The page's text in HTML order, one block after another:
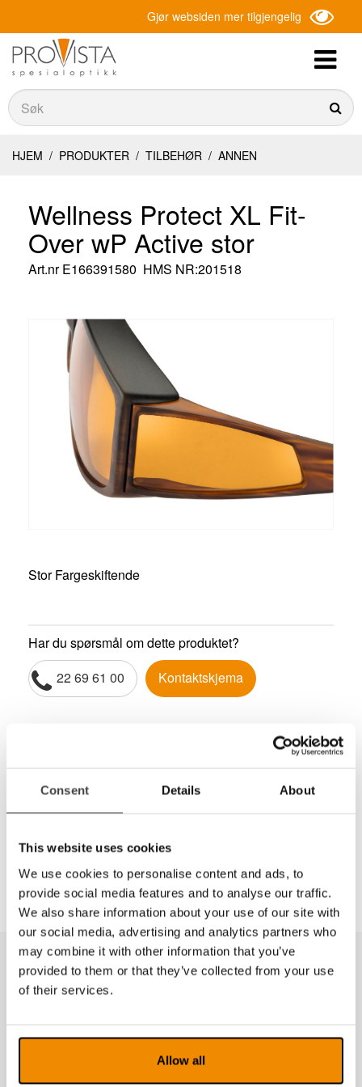
Consent Details About
This website uses cookies
We use cookies to personalise content and ads, to
provide social media features and to analyse our traffic.
We also share information about your use of our site with
our social media, advertising and analytics partners who
may combine it with other information that you’ve
provided to them or that they’ve collected from your use
of their services.
Allow all
Gjør websiden mer tilgjengelig
Søk
Søk
HJEM / PRODUKTER / TILBEHØR / ANNEN
Wellness Protect XL Fit-
Over wP Active stor
Art.nrE166391580 HMS NR:201518
Stor Fargeskiftende
Har du spørsmål om dette produktet?
22 69 61 00
Kontaktskjema
Denne Fit-Over modellen er en modell med et
filterglass wP Active.
Lett og ta av og på!
Produkter fra samme kategori